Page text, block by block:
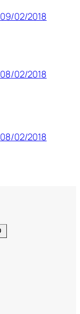
09/02/2018
08/02/2018
08/02/2018